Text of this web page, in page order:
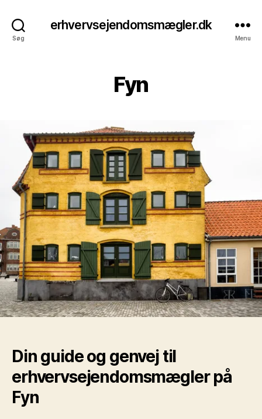
Søg
erhvervsejendomsmægler.dk
Menu
Fyn
Din guide og genvej til
erhvervsejendomsmægler på
Fyn